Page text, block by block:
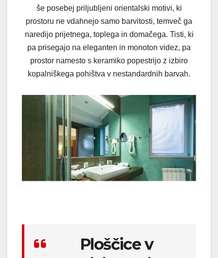
še posebej priljubljeni orientalski motivi, ki
prostoru ne vdahnejo samo barvitosti, temveč ga
naredijo prijetnega, toplega in domačega. Tisti, ki
pa prisegajo na eleganten in monoton videz, pa
prostor namesto s keramiko popestrijo z izbiro
kopalniškega pohištva v nestandardnih barvah.
Ploščice v